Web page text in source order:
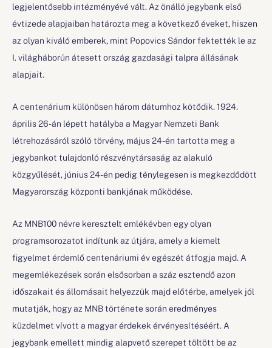
legjelentősebb intézményévé vált. Az önálló jegybank első
évtizede alapjaiban határozta meg a következő éveket, hiszen
az olyan kiváló emberek, mint Popovics Sándor fektették le az
I. világháborún átesett ország gazdasági talpra állásának
alapjait.
A centenárium különösen három dátumhoz kötődik. 1924.
április 26-án lépett hatályba a Magyar Nemzeti Bank
létrehozásáról szóló törvény, május 24-én tartotta meg a
jegybankot tulajdonló részvénytársaság az alakuló
közgyűlését, június 24-én pedig ténylegesen is megkezdődött
Magyarország központi bankjának működése.
Az MNB100 névre keresztelt emlékévben egy olyan
programsorozatot indítunk az útjára, amely a kiemelt
figyelmet érdemlő centenáriumi év egészét átfogja majd. A
megemlékezések során elsősorban a száz esztendő azon
időszakait és állomásait helyezzük majd előtérbe, amelyek jól
mutatják, hogy az MNB története során eredményes
küzdelmet vívott a magyar érdekek érvényesítéséért. A
jegybank emellett mindig alapvető szerepet töltött be az